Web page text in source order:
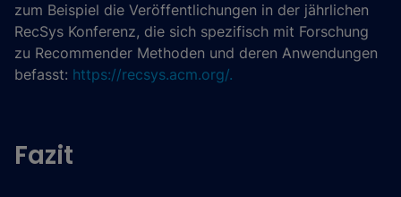
zum Beispiel die Veröffentlichungen in der jährlichen
RecSys Konferenz, die sich spezifisch mit Forschung
zu Recommender Methoden und deren Anwendungen
befasst: https://recsys.acm.org/.
Fazit